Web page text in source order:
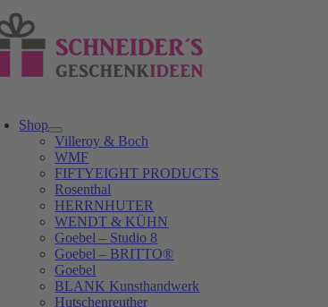
Zum
Inhalt
springen
Shop
Villeroy & Boch
WMF
FIFTYEIGHT PRODUCTS
Rosenthal
HERRNHUTER
WENDT & KÜHN
Goebel – Studio 8
Goebel – BRITTO®
Goebel
BLANK Kunsthandwerk
Hutschenreuther